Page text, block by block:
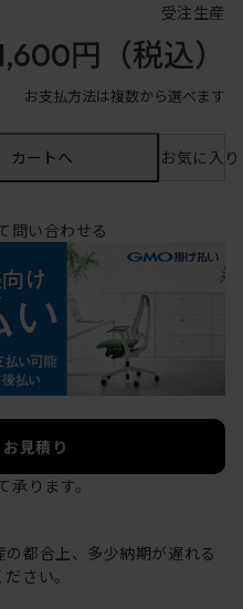
受注生産
円 （税込）
お支払方法は複数から選べます
カートへ お気に入
問い合わせる
見積り
承ります。
都合上、多少納期が遅れる
さい。